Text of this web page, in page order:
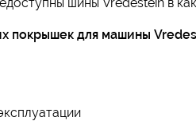
покрышек для машины